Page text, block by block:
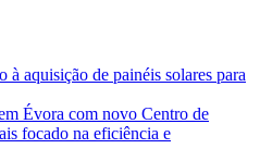
aquisição de painéis solares para
Évora com novo Centro de
focado na eficiência e